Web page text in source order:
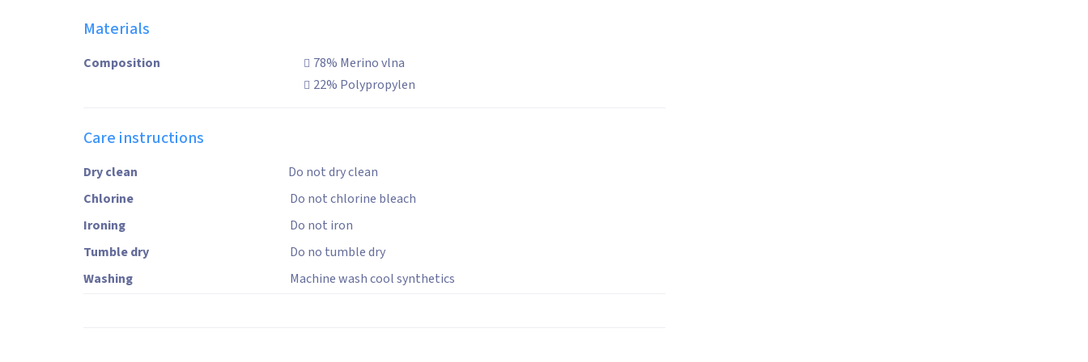
Materials
Composition
78% Merino vlna
22% Polypropylen
Care instructions
Dry clean
Do not dry clean
Chlorine
Do not chlorine bleach
Ironing
Do not iron
Tumble dry
Do no tumble dry
Washing
Machine wash cool synthetics